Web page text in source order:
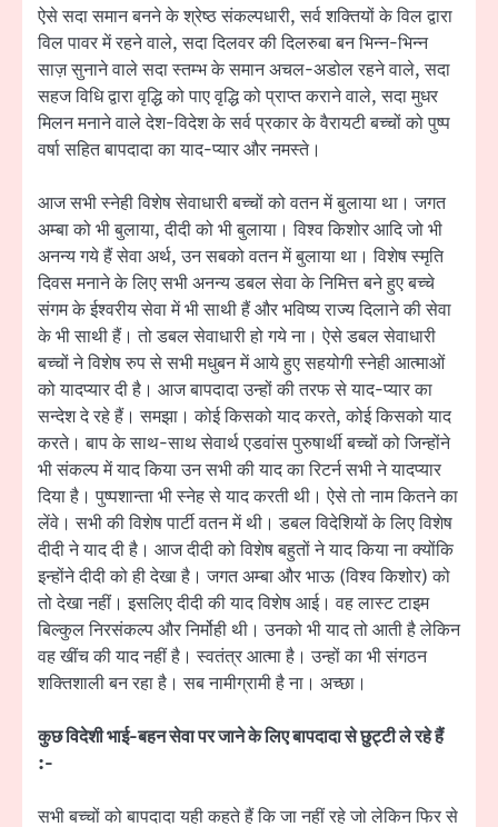
ऐसे सदा समान बनने के श्रेष्ठ संकल्पधारी, सर्व शक्तियों के विल द्वारा
विल पावर में रहने वाले, सदा दिलवर की दिलरुबा बन भिन्न-भिन्न
साज़ सुनाने वाले सदा स्तम्भ के समान अचल-अडोल रहने वाले, सदा
सहज विधि द्वारा वृद्धि को पाए वृद्धि को प्राप्त कराने वाले, सदा मुधर
मिलन मनाने वाले देश-विदेश के सर्व प्रकार के वैरायटी बच्चों को पुष्प
वर्षा सहित बापदादा का याद-प्यार और नमस्ते।
आज सभी स्नेही विशेष सेवाधारी बच्चों को वतन में बुलाया था। जगत
अम्बा को भी बुलाया, दीदी को भी बुलाया। विश्व किशोर आदि जो भी
अनन्य गये हैं सेवा अर्थ, उन सबको वतन में बुलाया था। विशेष स्मृति
दिवस मनाने के लिए सभी अनन्य डबल सेवा के निमित्त बने हुए बच्चे
संगम के ईश्वरीय सेवा में भी साथी हैं और भविष्य राज्य दिलाने की सेवा
के भी साथी हैं। तो डबल सेवाधारी हो गये ना। ऐसे डबल सेवाधारी
बच्चों ने विशेष रुप से सभी मधुबन में आये हुए सहयोगी स्नेही आत्माओं
को यादप्यार दी है। आज बापदादा उन्हों की तरफ से याद-प्यार का
सन्देश दे रहे हैं। समझा। कोई किसको याद करते, कोई किसको याद
करते। बाप के साथ-साथ सेवार्थ एडवांस पुरुषार्थी बच्चों को जिन्होंने
भी संकल्प में याद किया उन सभी की याद का रिटर्न सभी ने यादप्यार
दिया है। पुष्पशान्ता भी स्नेह से याद करती थी। ऐसे तो नाम कितने का
लेंवे। सभी की विशेष पार्टी वतन में थी। डबल विदेशियों के लिए विशेष
दीदी ने याद दी है। आज दीदी को विशेष बहुतों ने याद किया ना क्योंकि
इन्होंने दीदी को ही देखा है। जगत अम्बा और भाऊ (विश्व किशोर) को
तो देखा नहीं। इसलिए दीदी की याद विशेष आई। वह लास्ट टाइम
बिल्कुल निरसंकल्प और निर्मोही थी। उनको भी याद तो आती है लेकिन
वह खींच की याद नहीं है। स्वतंत्र आत्मा है। उन्हों का भी संगठन
शक्तिशाली बन रहा है। सब नामीग्रामी है ना। अच्छा।
कुछ विदेशी भाई-बहन सेवा पर जाने के लिए बापदादा से छुट्टी ले रहे हैं
:-
सभी बच्चों को बापदादा यही कहते हैं कि जा नहीं रहे जो लेकिन फिर से